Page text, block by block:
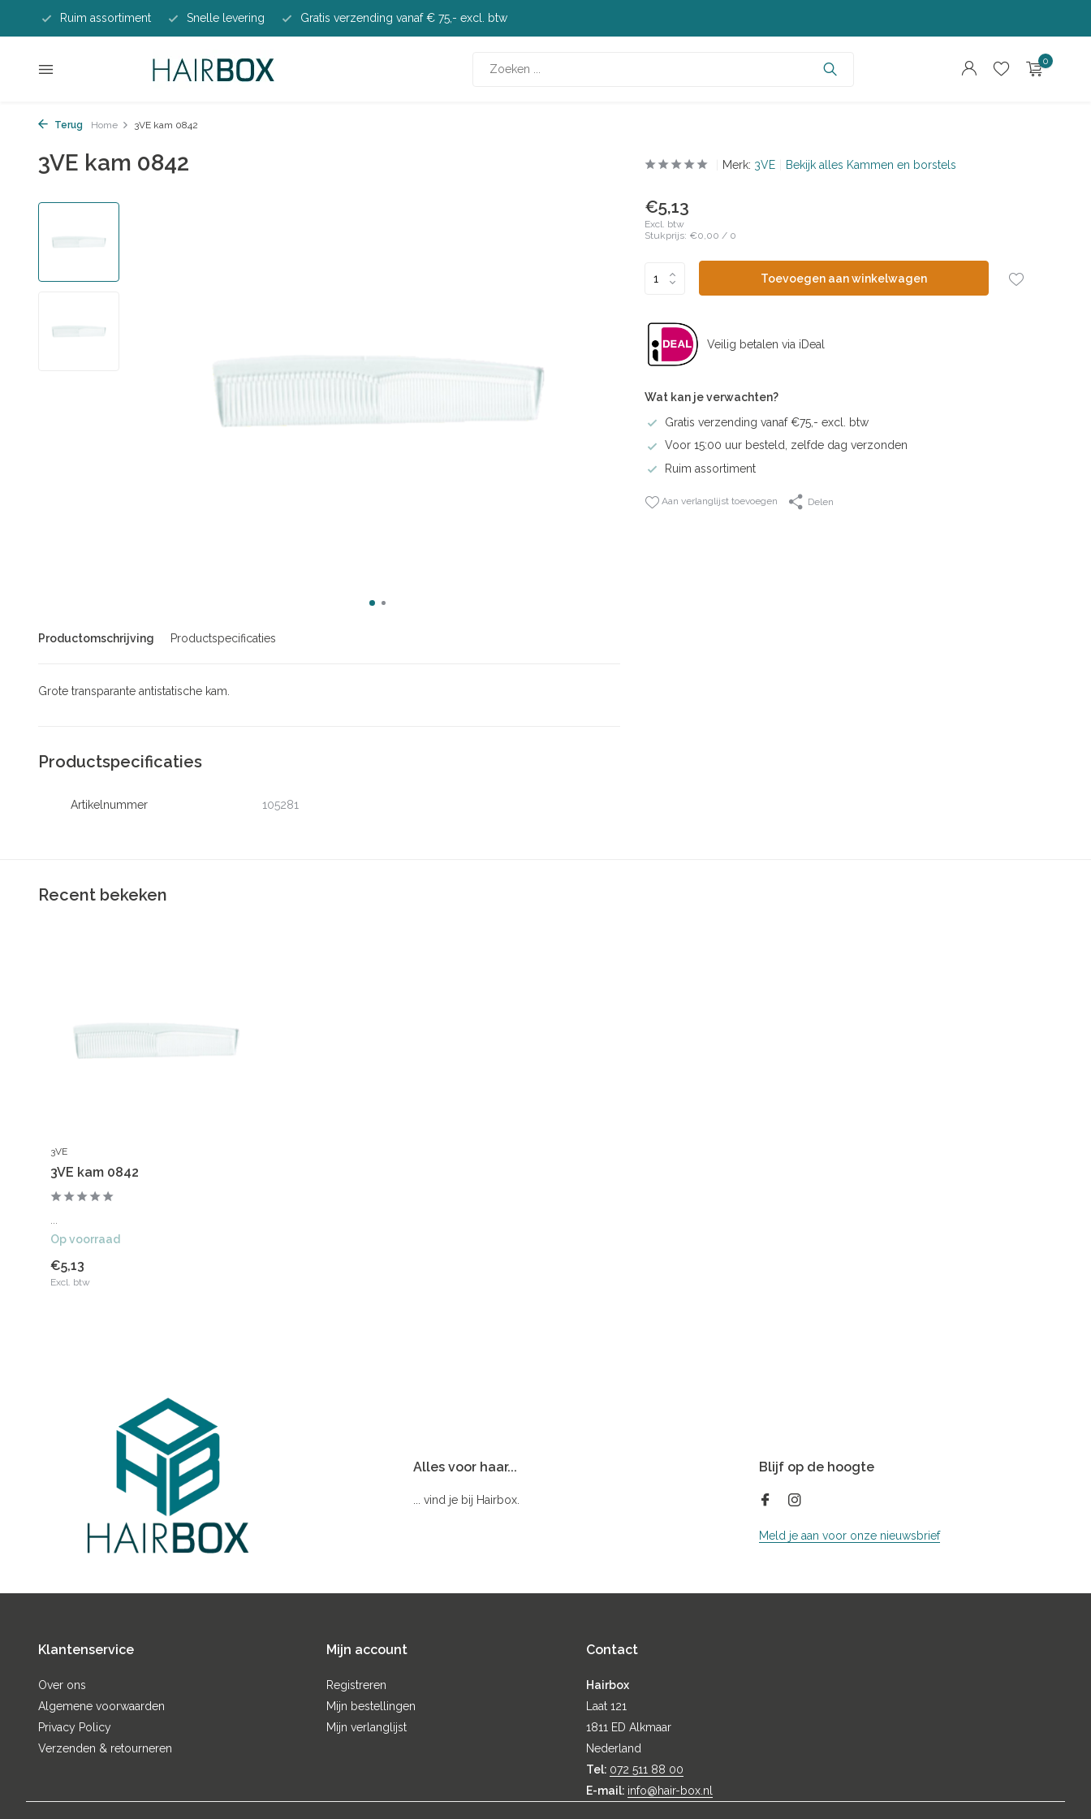
Ruim assortiment Snelle levering Gratis verzending vanaf € 75,- excl. btw
0
Terug Home 3VE kam 0842
3VE kam 0842
Productomschrijving Productspecificaties
Grote transparante antistatische kam.
Productspecificaties
Artikelnummer 105281
Merk: 3VE Bekijk alles Kammen en borstels
€5,13
Excl. btw
Stukprijs: €0,00 / 0
Toevoegen aan winkelwagen
Veilig betalen via iDeal
Wat kan je verwachten?
Gratis verzending vanaf €75,- excl. btw
Voor 15:00 uur besteld, zelfde dag verzonden
Ruim assortiment
Aan verlanglijst toevoegen Delen
Recent bekeken
3VE
3VE kam 0842
Op voorraad
€5,13
Excl. btw
Alles voor haar...
... vind je bij Hairbox.
Blijf op de hoogte
Meld je aan voor onze nieuwsbrief
Klantenservice
Over ons
Algemene voorwaarden
Privacy Policy
Verzenden & retourneren
Mijn account
Registreren
Mijn bestellingen
Mijn verlanglijst
Contact
Hairbox
Laat 121
1811 ED Alkmaar
Nederland
Tel: 072 511 88 00
E-mail: info@hair-box.nl